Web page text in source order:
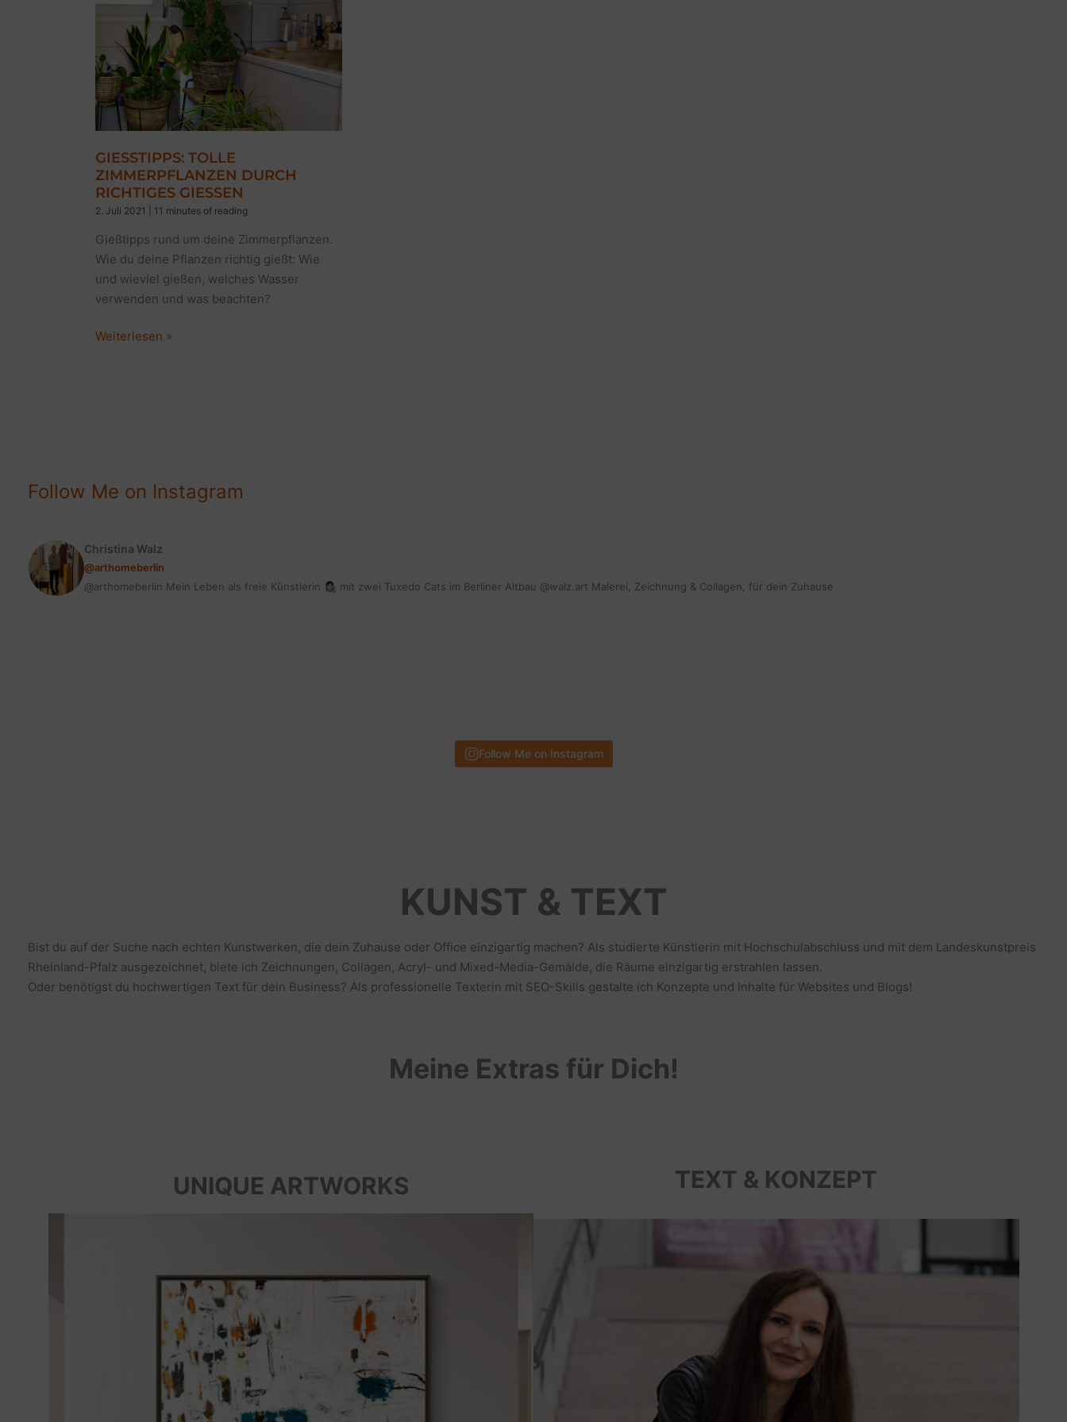
GIESSTIPPS: TOLLE Z
IMMERPFLANZEN DURCH R
ICHTIGES GIESSEN
2. Juli 2021 11 minutes of reading
Gießtipps rund um deine Zimmerpflanzen.
Wie du deine Pflanzen richtig gießt: Wie
und wieviel gießen, welches Wasser
verwenden und was beachten?
Gießtipps:
Weiterlesen »
Follow Me on Instagram
Christina Walz
@arthomeberlin
@arthomeberlin Mein Leben als freie Künstlerin 👩🏻‍🎨 mit zwei Tuxedo Cats im Berliner Altbau @walz.art Malerei, Zeichnung & Collagen, für dein Zuhause
Follow Me on Instagram
KUNST & TEXT
Bist du auf der Suche nach echten Kunstwerken, die dein Zuhause oder Office einzigartig machen? Als studierte Künstlerin mit Hochschulabschluss und mit dem Landeskunstpreis
Rheinland-Pfalz ausgezeichnet, biete ich Zeichnungen, Collagen, Acryl- und Mixed-Media-Gemälde, die Räume einzigartig erstrahlen lassen.
Oder benötigst du hochwertigen Text für dein Business? Als professionelle Texterin mit SEO-Skills gestalte ich Konzepte und Inhalte für Websites und Blogs!
Meine Extras für Dich!
UNIQUE ARTWORKS TEXT & KONZEPT